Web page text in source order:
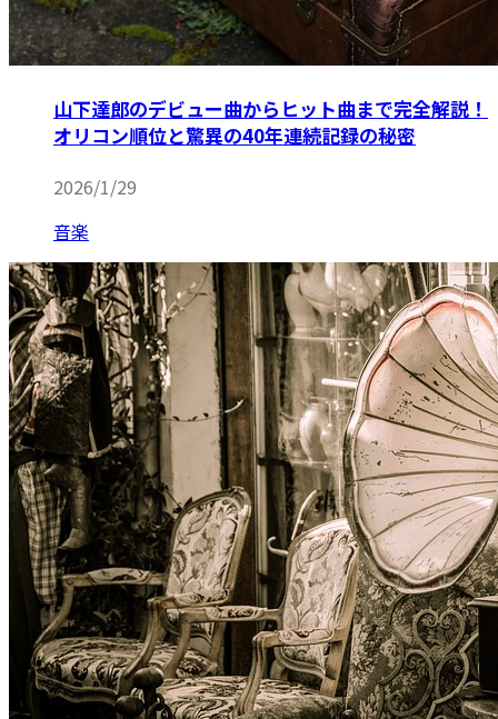
山下達郎のデビュー曲からヒット曲まで完全解説！
オリコン順位と驚異の40年連続記録の秘密
2026/1/29
音楽